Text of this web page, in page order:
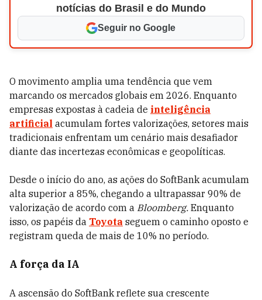
notícias do Brasil e do Mundo
Seguir no Google
O movimento amplia uma tendência que vem
marcando os mercados globais em 2026. Enquanto
empresas expostas à cadeia de inteligência
artificial acumulam fortes valorizações, setores mais
tradicionais enfrentam um cenário mais desafiador
diante das incertezas econômicas e geopolíticas.
Desde o início do ano, as ações do SoftBank acumulam
alta superior a 85%, chegando a ultrapassar 90% de
valorização de acordo com a Bloomberg. Enquanto
isso, os papéis da Toyota seguem o caminho oposto e
registram queda de mais de 10% no período.
A força da IA
A ascensão do SoftBank reflete sua crescente